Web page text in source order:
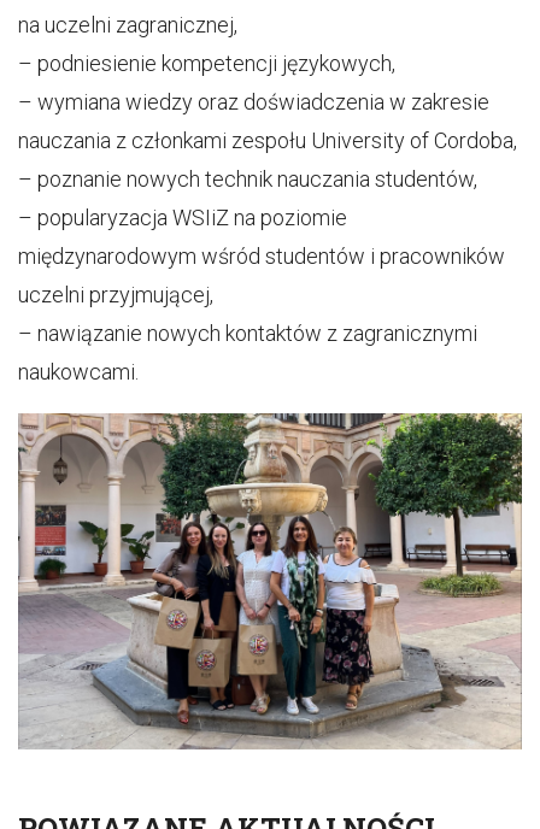
na uczelni zagranicznej,
– podniesienie kompetencji językowych,
– wymiana wiedzy oraz doświadczenia w zakresie
nauczania z członkami zespołu University of Cordoba,
– poznanie nowych technik nauczania studentów,
– popularyzacja WSIiZ na poziomie
międzynarodowym wśród studentów i pracowników
uczelni przyjmującej,
– nawiązanie nowych kontaktów z zagranicznymi
naukowcami.